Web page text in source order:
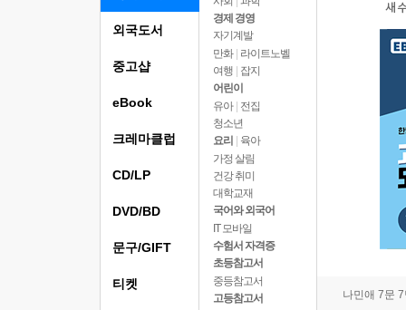
경제 경영
자기계발
만화 | 라이트노벨
여행
잡지
어린이
유아 | 전집
청소년
요리
육아
가정 살림
건강 취미
대학교재
국어와 외국어
IT 모바일
수험서 자격증
초등참고서
중등참고서
고등참고서
나민애 7문
외국도서
중고샵
eBook
크레마클럽
CD/LP
DVD/BD
문구/GIFT
티켓